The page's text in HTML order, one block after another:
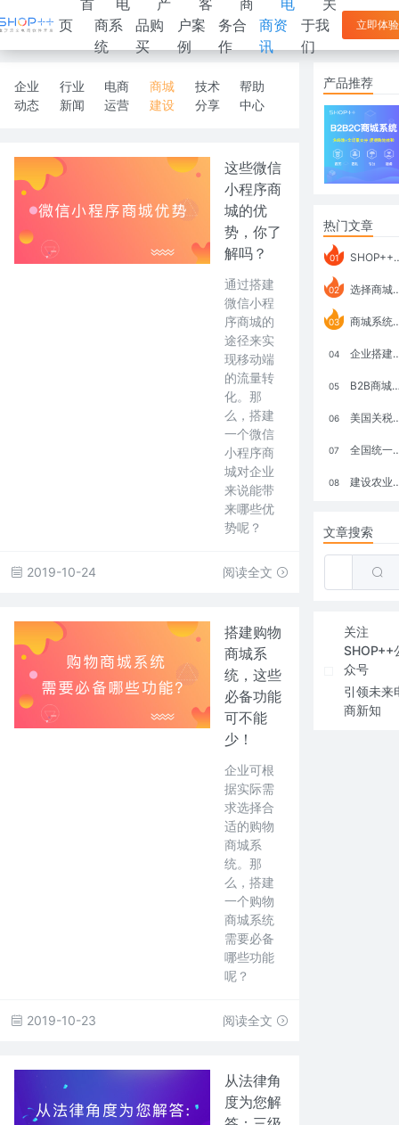
首
页
电
商系
统
产
品购
买
客
户案
例
商
务合
作
电
商资
讯
关
于我
们
立即体验
企业
动态
行业
新闻
电商
运营
商城
建设
技术
分享
帮助
中心
这些微信
小程序商
城的优
势，你了
解吗？
通过搭建
微信小程
序商城的
途径来实
现移动端
的流量转
化。那
么，搭建
一个微信
小程序商
城对企业
来说能带
来哪些优
势呢？
2019-10-24 阅读全文
搭建购物
商城系
统，这些
必备功能
可不能
少！
企业可根
据实际需
求选择合
适的购物
商城系
统。那
么，搭建
一个购物
商城系统
需要必备
哪些功能
呢？
2019-10-23 阅读全文
从法律角
度为您解
产品推荐
热门文章
01 SHOP++ B2B2C V9.1 全新发布 新亮点
02 选择商城系统要考虑哪些问题？
03 商城系统如何打通跨境电商模式？
04 企业搭建积分商城系统要注意什么？
05 B2B商城系统搭建：开发语言、功能、优势分析
06 美国关税政策冲击全球电商格局：五大类平台受重创，转型与自救成关键
07 全国统一大市场：电商如何掘金新蓝海？
08 建设农业强国，网上商城来助力！
文章搜索
关注
SHOP++
众号
引领未来
商新知